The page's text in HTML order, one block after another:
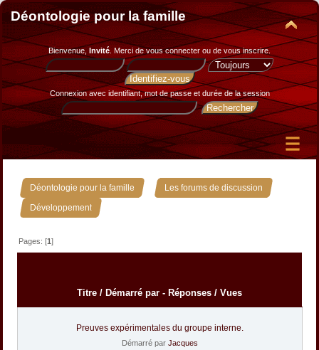
Déontologie pour la famille
Bienvenue, Invité. Merci devous connecter ou de vous inscrire.
Connexion avec identifiant, mot de passe et durée de la session
Déontologie pour la famille » Les forums de discussion »
Développement
Pages: [1]
Titre / Démarré par - Réponses / Vues
Preuves expérimentales du groupe interne.
Démarré par Jacques